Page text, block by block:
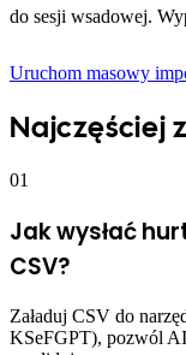
do sesji wsadowej.
Uruchom masowy
Najczęściej
01
Jak wysłać
CSV?
Załaduj CSV do
KSeFGPT), pozwól